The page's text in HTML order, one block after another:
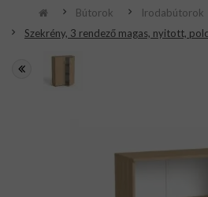
Bútorok Irodabútorok
Szekrény, 3 rendező magas, nyitott,